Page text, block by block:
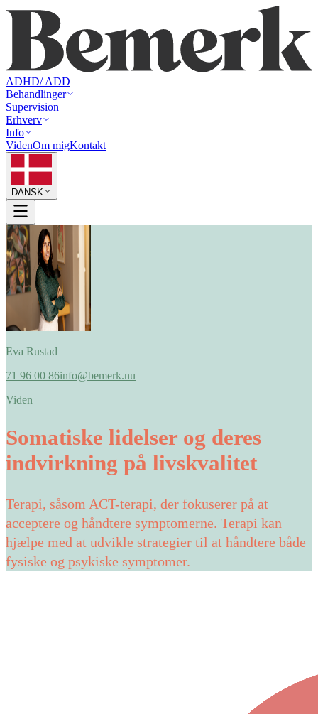
ADHD/ ADD
Behandlinger
Supervision
Erhverv
Info
VidenOm migKontakt
DANSK
Eva Rustad
71 96 00 86info@bemerk.nu
Viden
Somatiske lidelser og deres
indvirkning på livskvalitet
Terapi, såsom ACT-terapi, der fokuserer på at
acceptere og håndtere symptomerne. Terapi kan
hjælpe med at udvikle strategier til at håndtere både
fysiske og psykiske symptomer.